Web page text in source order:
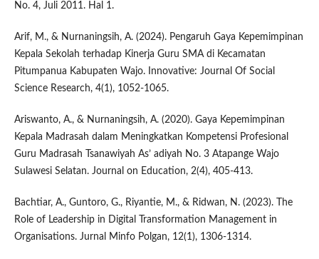
No. 4, Juli 2011. Hal 1.
Arif, M., & Nurnaningsih, A. (2024). Pengaruh Gaya Kepemimpinan
Kepala Sekolah terhadap Kinerja Guru SMA di Kecamatan
Pitumpanua Kabupaten Wajo. Innovative: Journal Of Social
Science Research, 4(1), 1052-1065.
Ariswanto, A., & Nurnaningsih, A. (2020). Gaya Kepemimpinan
Kepala Madrasah dalam Meningkatkan Kompetensi Profesional
Guru Madrasah Tsanawiyah As’ adiyah No. 3 Atapange Wajo
Sulawesi Selatan. Journal on Education, 2(4), 405-413.
Bachtiar, A., Guntoro, G., Riyantie, M., & Ridwan, N. (2023). The
Role of Leadership in Digital Transformation Management in
Organisations. Jurnal Minfo Polgan, 12(1), 1306-1314.